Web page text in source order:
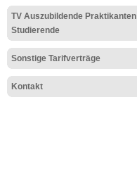
TV Auszubildende Praktikanten
Studierende
Sonstige Tarifverträge
Kontakt